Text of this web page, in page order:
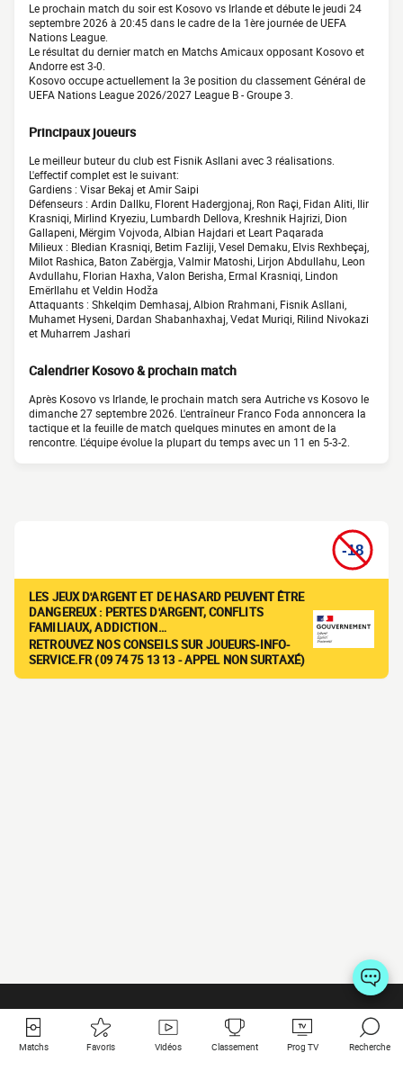
Le prochain match du soir est Kosovo vs Irlande et débute le jeudi 24
septembre 2026 à 20:45 dans le cadre de la 1ère journée de UEFA
Nations League.
Le résultat du dernier match en Matchs Amicaux opposant Kosovo et
Andorre est 3-0.
Kosovo occupe actuellement la 3e position du classement Général de
UEFA Nations League 2026/2027 League B - Groupe 3.
Principaux joueurs
Le meilleur buteur du club est Fisnik Asllani avec 3 réalisations.
L'effectif complet est le suivant:
Gardiens : Visar Bekaj et Amir Saipi
Défenseurs : Ardin Dallku, Florent Hadergjonaj, Ron Raçi, Fidan Aliti, Ilir
Krasniqi, Mirlind Kryeziu, Lumbardh Dellova, Kreshnik Hajrizi, Dion
Gallapeni, Mërgim Vojvoda, Albian Hajdari et Leart Paqarada
Milieux : Bledian Krasniqi, Betim Fazliji, Vesel Demaku, Elvis Rexhbeçaj,
Milot Rashica, Baton Zabërgja, Valmir Matoshi, Lirjon Abdullahu, Leon
Avdullahu, Florian Haxha, Valon Berisha, Ermal Krasniqi, Lindon
Emërllahu et Veldin Hodža
Attaquants : Shkelqim Demhasaj, Albion Rrahmani, Fisnik Asllani,
Muhamet Hyseni, Dardan Shabanhaxhaj, Vedat Muriqi, Rilind Nivokazi
et Muharrem Jashari
Calendrier Kosovo & prochain match
Après Kosovo vs Irlande, le prochain match sera Autriche vs Kosovo le
dimanche 27 septembre 2026. L'entraîneur Franco Foda annoncera la
tactique et la feuille de match quelques minutes en amont de la
rencontre. L'équipe évolue la plupart du temps avec un 11 en 5-3-2.
LES JEUX D'ARGENT ET DE HASARD PEUVENT ÊTRE
DANGEREUX : PERTES D'ARGENT, CONFLITS
FAMILIAUX, ADDICTION…
RETROUVEZ NOS CONSEILS SUR JOUEURS-INFO-
SERVICE.FR (09 74 75 13 13 - APPEL NON SURTAXÉ)
Matchs Favoris Vidéos Classement Prog TV Recherche